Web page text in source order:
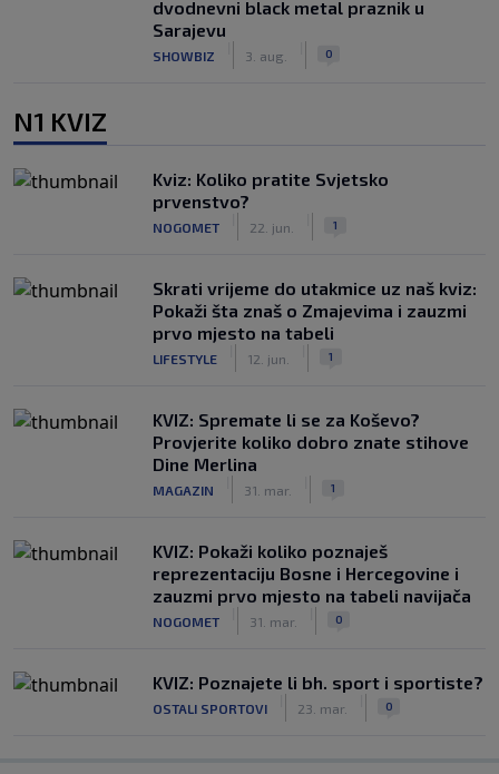
dvodnevni black metal praznik u
Sarajevu
SHOWBIZ 3. aug. 0
N1 KVIZ
Kviz: Koliko pratite Svjetsko
prvenstvo?
NOGOMET 22. jun. 1
Skrati vrijeme do utakmice uz naš kviz:
Pokaži šta znaš o Zmajevima i zauzmi
prvo mjesto na tabeli
LIFESTYLE 12. jun. 1
KVIZ: Spremate li se za Koševo?
Provjerite koliko dobro znate stihove
Dine Merlina
MAGAZIN 31. mar. 1
KVIZ: Pokaži koliko poznaješ
reprezentaciju Bosne i Hercegovine i
zauzmi prvo mjesto na tabeli navijača
NOGOMET 31. mar. 0
KVIZ: Poznajete li bh. sport i sportiste?
OSTALI SPORTOVI 23. mar. 0